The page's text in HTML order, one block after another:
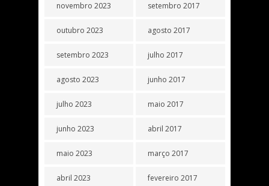
novembro 2023
outubro 2023
setembro 2023
agosto 2023
julho 2023
junho 2023
maio 2023
abril 2023
setembro 2017
agosto 2017
julho 2017
junho 2017
maio 2017
abril 2017
março 2017
fevereiro 2017